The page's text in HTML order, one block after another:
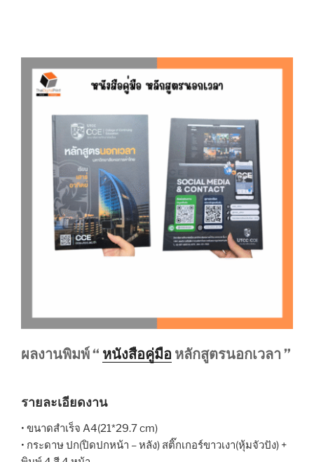
ผลงานพิมพ์ “ หนังสือคู่มือ หลักสูตรนอกเวลา ”
รายละเอียดงาน
• ขนาดสำเร็จ A4(21*29.7 cm)
• กระดาษ ปก(ปิดปกหน้า – หลัง) สติ๊กเกอร์ขาวเงา(หุ้มจัวปัง) +